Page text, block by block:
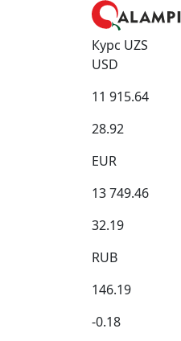
Курс UZS
USD
11 915.64
28.92
EUR
13 749.46
32.19
RUB
146.19
-0.18